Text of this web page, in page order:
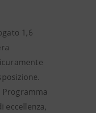
1,6
eccellenza,